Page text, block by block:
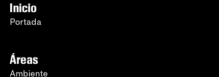
Inicio
Portada
Áreas
Ambiente